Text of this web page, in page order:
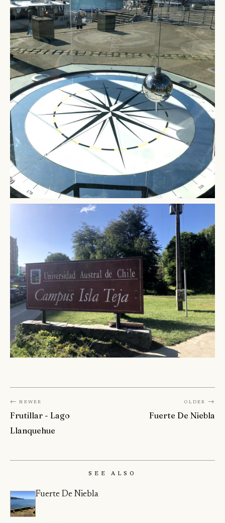
← Newer
Frutillar - Lago
Llanquehue
Older →
Fuerte De Niebla
See Also
Fuerte De Niebla